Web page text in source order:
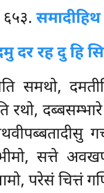
६५३.समादीहिथ
दर रह दु हि
समथो,
रथो,
सत्ते
परेसं चित्तं